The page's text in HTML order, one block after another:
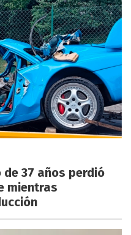
37 años perdió
mientras